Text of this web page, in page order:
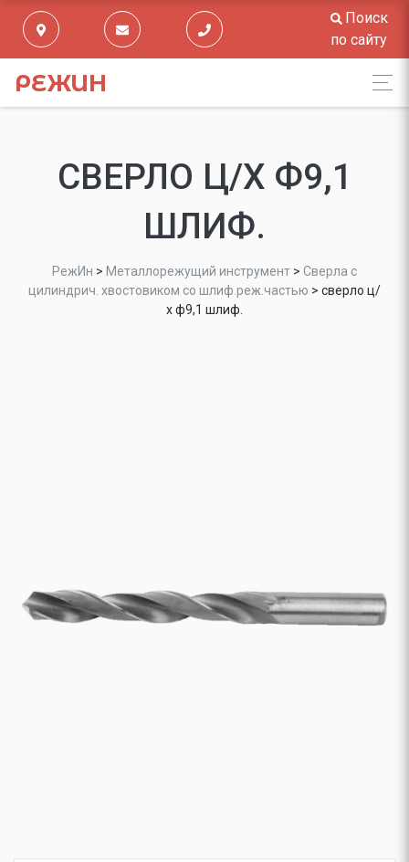
Поиск
по сайту
РЕЖИН
СВЕРЛО Ц/Х Ф9,1
ШЛИФ.
РежИн > Металлорежущий инструмент > Сверла с
цилиндрич. хвостовиком со шлиф.реж.частью > сверло ц/
х ф9,1 шлиф.